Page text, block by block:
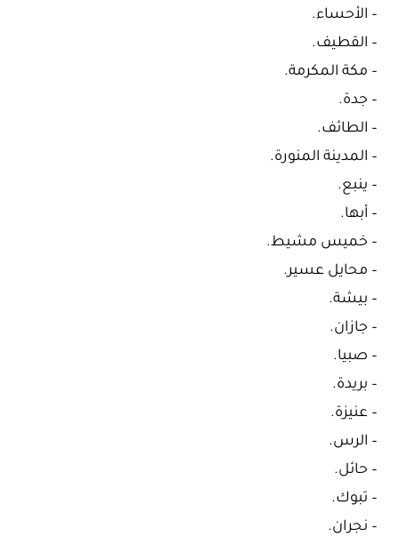
– الأحساء.
– القطيف.
– مكة المكرمة.
– جدة.
– الطائف.
– المدينة المنورة.
– ينبع.
– أبها.
– خميس مشيط.
– محايل عسير.
– بيشة.
– جازان.
– صبيا.
– بريدة.
– عنيزة.
– الرس.
– حائل.
– تبوك.
– نجران.